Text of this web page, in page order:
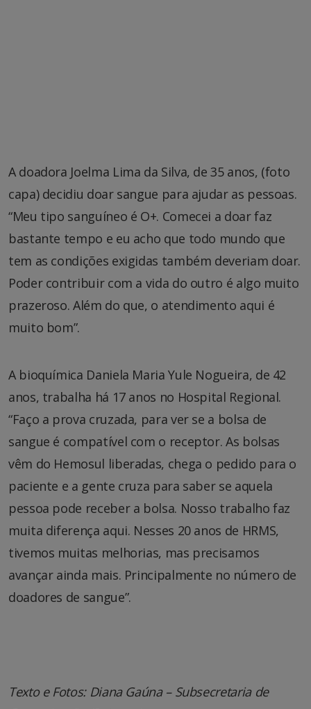
A doadora Joelma Lima da Silva, de 35 anos, (foto
capa) decidiu doar sangue para ajudar as pessoas.
“Meu tipo sanguíneo é O+. Comecei a doar faz
bastante tempo e eu acho que todo mundo que
tem as condições exigidas também deveriam doar.
Poder contribuir com a vida do outro é algo muito
prazeroso. Além do que, o atendimento aqui é
muito bom”.
A bioquímica Daniela Maria Yule Nogueira, de 42
anos, trabalha há 17 anos no Hospital Regional.
“Faço a prova cruzada, para ver se a bolsa de
sangue é compatível com o receptor. As bolsas
vêm do Hemosul liberadas, chega o pedido para o
paciente e a gente cruza para saber se aquela
pessoa pode receber a bolsa. Nosso trabalho faz
muita diferença aqui. Nesses 20 anos de HRMS,
tivemos muitas melhorias, mas precisamos
avançar ainda mais. Principalmente no número de
doadores de sangue”.
Texto e Fotos: Diana Gaúna – Subsecretaria de